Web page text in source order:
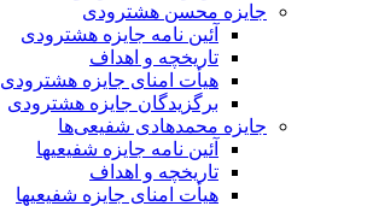
جایزه محسن هشترودی
آئین نامه جایزه هشترودی
تاریخچه و اهداف
هیأت امنای جایزه هشترودی
برگزیدگان جایزه هشترودی
جایزه محمدهادی شفیعی‌ها
آئین نامه جایزه شفیعیها
تاریخچه و اهداف
هیأت امنای جایزه شفیعیها